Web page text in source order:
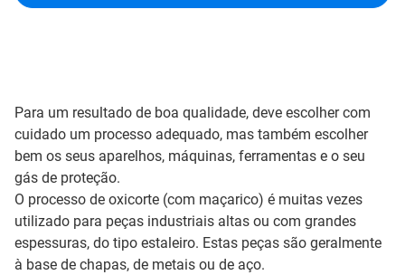
Para um resultado de boa qualidade, deve escolher com
cuidado um processo adequado, mas também escolher
bem os seus aparelhos, máquinas, ferramentas e o seu
gás de proteção.
O processo de oxicorte (com maçarico) é muitas vezes
utilizado para peças industriais altas ou com grandes
espessuras, do tipo estaleiro. Estas peças são geralmente
à base de chapas, de metais ou de aço.